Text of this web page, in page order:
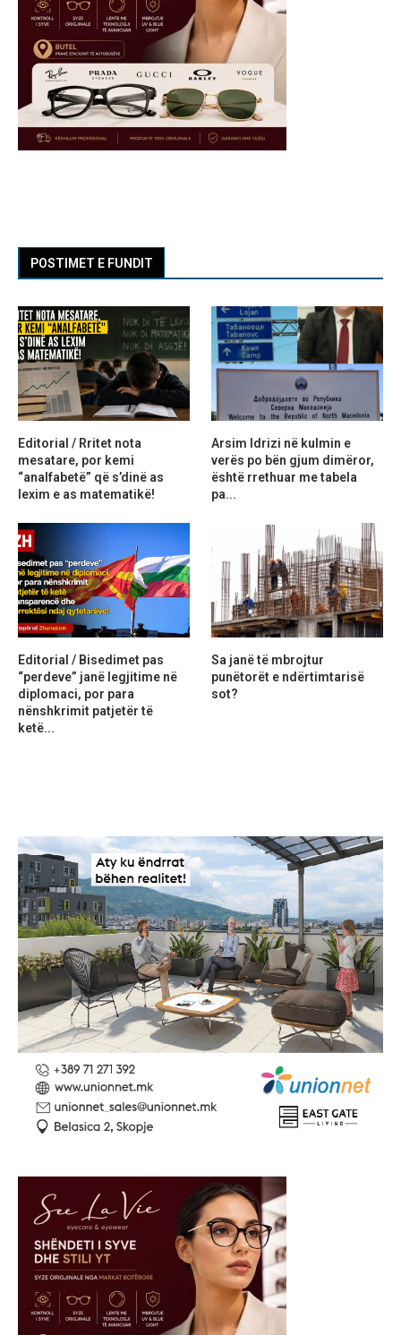
POSTIMET E FUNDIT
Editorial / Rritet nota
mesatare, por kemi
“analfabetë” që s’dinë as
lexim e as matematikë!
Arsim Idrizi në kulmin e
verës po bën gjum dimëror,
është rrethuar me tabela
pa...
Editorial / Bisedimet pas
“perdeve” janë legjitime në
diplomaci, por para
nënshkrimit patjetër të
ketë...
Sa janë të mbrojtur
punëtorët e ndërtimtarisë
sot?